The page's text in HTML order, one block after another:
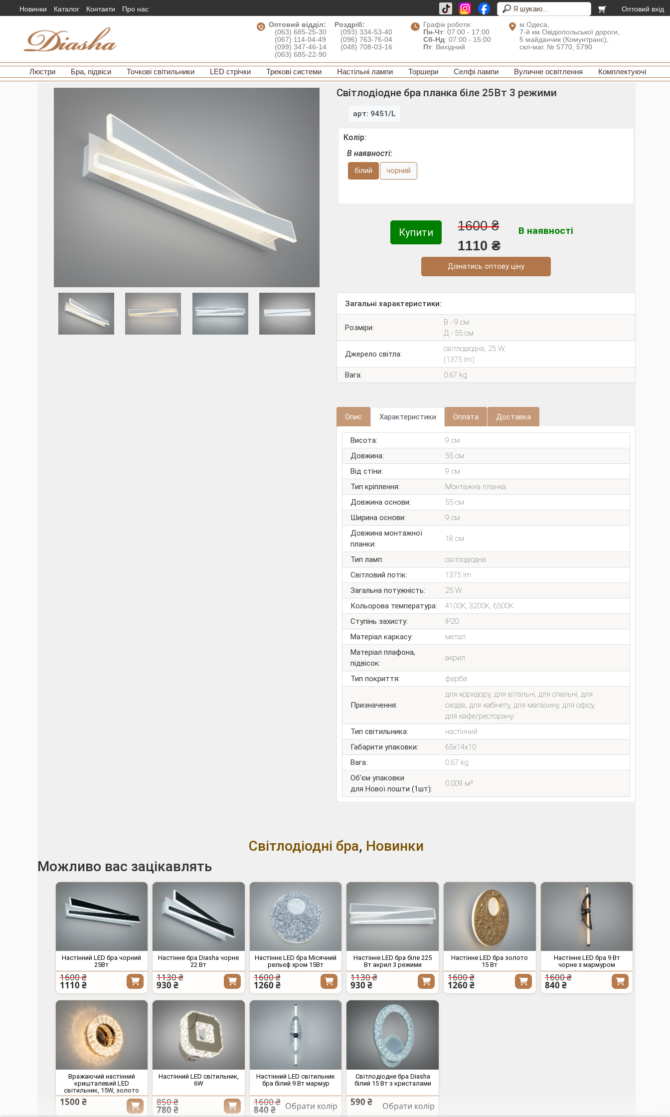
Новинки Каталог Контакти Про нас
Оптовий вхід
Оптовий відділ:
(063) 685-25-30
(067) 114-04-49
(099) 347-46-14
(063) 685-22-90
Роздріб:
(093) 334-53-40
(096) 763-76-04
(048) 708-03-16
Графік роботи:
Пн-Чт: 07:00 - 17:00
Сб-Нд: 07:00 - 15:00
Пт: Вихідний
м.Одеса,
7-й км Овідіопольської дороги,
5 майданчик (Комунтранс),
скл-маг. № 5770, 5790
Люстри Бра, підвіси Точкові світильники LED стрічки Трекові системи Настільні лампи Торшери Селфі лампи Вуличне освітлення Комплектуючі
Світлодіодне бра планка біле 25Вт 3 режими
арт: 9451/L
Колір:
В наявності:
білий чорний
Купити
1600 ₴
1110 ₴
В наявності
Дізнатись оптову ціну
Загальні характеристики:
Розміри:
В - 9 см
Д - 55 см
Джерело світла:
світлодіодна, 25 W,
(1375 lm)
Вага:
0.67 kg
Опис Характеристики Оплата Доставка
Висота:
9 см
Довжина:
55 см
Від стіни:
9 см
Тип кріплення:
Монтажна планка
Довжина основи:
55 см
Ширина основи:
9 см
Довжина монтажної
планки:
18 см
Тип ламп:
світлодіодна
Світловий потік:
1375 lm
Загальна потужність:
25 W
Кольорова температура:
4100K, 3200K, 6500K
Ступінь захисту:
IP20
Матеріал каркасу:
метал
Матеріал плафона,
підвісок:
акрил
Тип покриття: фарба
Призначення:
для коридору, для вітальні, для спальні, для
сходів, для кабінету, для магазину, для офісу,
для кафе/ресторану
Тип світильника:
настінний
Габарити упаковки:
65x14x10
Вага:
0.67 kg
Об'єм упаковки
для Нової пошти (1шт):
0.009 м³
Світлодіодні бра, Новинки
Можливо вас зацікавлять
Настінний LED бра чорний
25Вт
1600 ₴
1110 ₴
Настінне бра Diasha чорне
22 Вт
1130 ₴
930 ₴
Настінне LED бра Місячний
рельєф хром 15Вт
1600 ₴
1260 ₴
Настінне LED бра біле 225
Вт акрил 3 режими
1130 ₴
930 ₴
Настінне LED бра золото
15 Вт
1600 ₴
1260 ₴
Настінне LED бра 9 Вт
чорне з мармуром
1600 ₴
840 ₴
Вражаючий настінний
кришталевий LED
світильник, 15W, золото
1500 ₴
Настінний LED світильник,
6W
850 ₴
780 ₴
Настінний LED світильник
бра білий 9 Вт мармур
1600 ₴
840 ₴ Обрати колір
Світлодіодне бра Diasha
білий 15 Вт з кристалами
590 ₴ Обрати колір